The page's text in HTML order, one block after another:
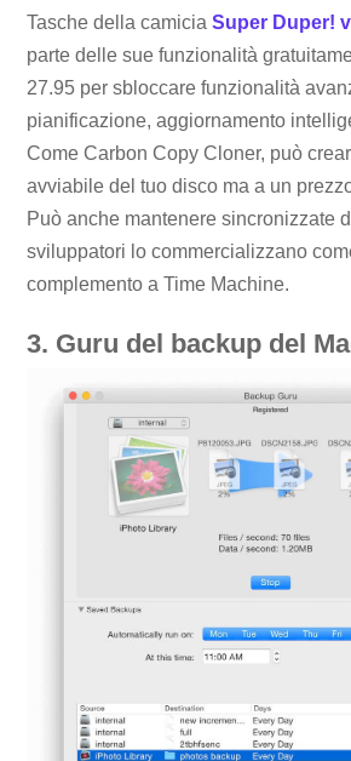
Tasche della camiciaSuper Duper!
parte delle sue funzionalità
27.95 per sbloccare funzionalità
pianificazione, aggiornamento
Come Carbon Copy Cloner, può
avviabile del tuo disco ma a un
Può anche mantenere sincronizzate
sviluppatori lo commercializzano
complemento a Time Machine.
3. Guru del backup del